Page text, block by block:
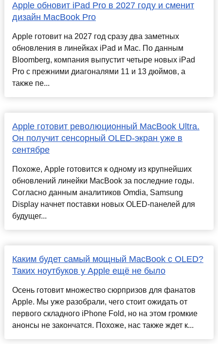
Apple обновит iPad Pro в 2027 году и сменит
дизайн MacBook Pro
Apple готовит на 2027 год сразу два заметных
обновления в линейках iPad и Mac. По данным
Bloomberg, компания выпустит четыре новых iPad
Pro с прежними диагоналями 11 и 13 дюймов, а
также пе...
Apple готовит революционный MacBook Ultra.
Он получит сенсорный OLED-экран уже в
сентябре
Похоже, Apple готовится к одному из крупнейших
обновлений линейки MacBook за последние годы.
Согласно данным аналитиков Omdia, Samsung
Display начнет поставки новых OLED-панелей для
будущег...
Каким будет самый мощный MacBook с OLED?
Таких ноутбуков у Apple ещё не было
Осень готовит множество сюрпризов для фанатов
Apple. Мы уже разобрали, чего стоит ожидать от
первого складного iPhone Fold, но на этом громкие
анонсы не закончатся. Похоже, нас также ждет к...